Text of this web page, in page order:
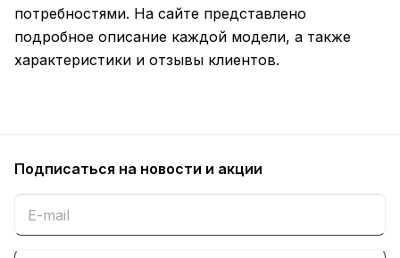
потребностями. На сайте представлено
подробное описание каждой модели, а также
характеристики и отзывы клиентов.
Подписаться на новости и акции